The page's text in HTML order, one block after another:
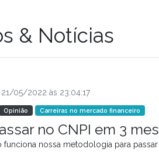
& Notícias
05/2022 às 23:04:17
Opinião Carreiras no mercado financeiro
no CNPI em 3
funciona nossa metodologia para